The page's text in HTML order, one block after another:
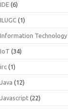
IDE (6)
ILUGC (1)
Information Technology
IoT (34)
irc (1)
Java (12)
Javascript (22)